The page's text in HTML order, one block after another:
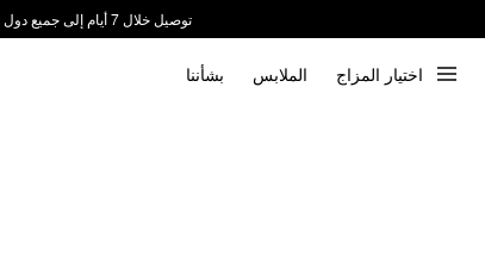
توصيل خلال 7 أيام إلى جميع دول الخليج
اختيار المزاج الملابس بشأننا